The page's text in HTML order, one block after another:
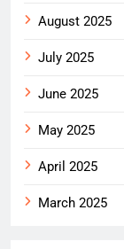
August 2025
July 2025
June 2025
May 2025
April 2025
March 2025